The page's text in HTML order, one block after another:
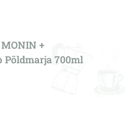
MONIN +
700ml